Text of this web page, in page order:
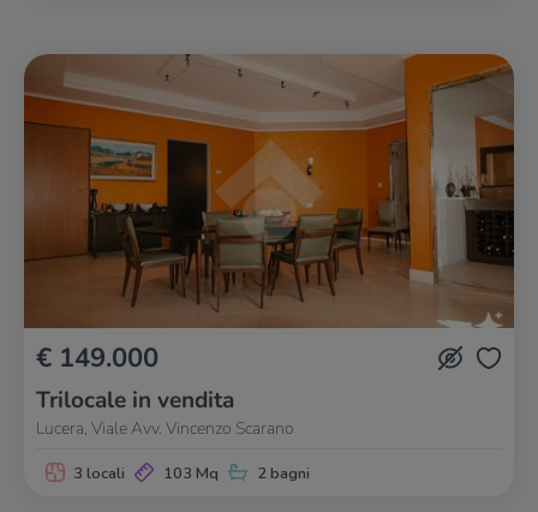
€ 149.000
Trilocale in vendita
Lucera, Viale Avv. Vincenzo Scarano
3 locali 103 Mq 2 bagni